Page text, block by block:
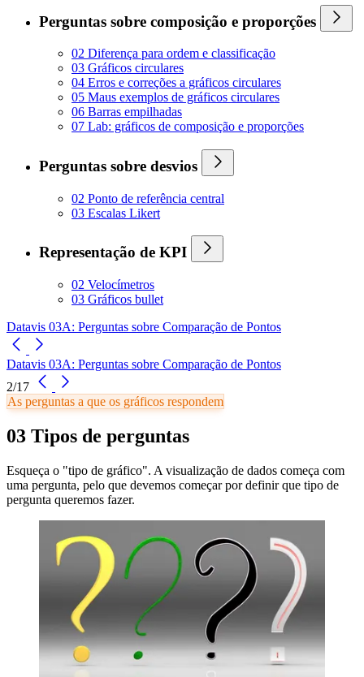
Perguntas sobre composição e proporções
02 Diferença para ordem e classificação
03 Gráficos circulares
04 Erros e correções a gráficos circulares
05 Maus exemplos de gráficos circulares
06 Barras empilhadas
07 Lab: gráficos de composição e proporções
Perguntas sobre desvios
02 Ponto de referência central
03 Escalas Likert
Representação de KPI
02 Velocímetros
03 Gráficos bullet
Datavis 03A: Perguntas sobre Comparação de Pontos
Datavis 03A: Perguntas sobre Comparação de Pontos
2/17
As perguntas a que os gráficos respondem
03 Tipos de perguntas
Esqueça o "tipo de gráfico". A visualização de dados começa com
uma pergunta, pelo que devemos começar por definir que tipo de
pergunta queremos fazer.